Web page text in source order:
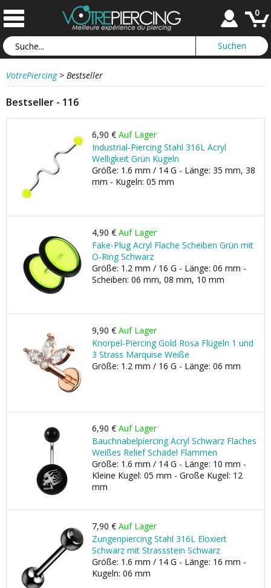
0
VotrePiercing > Bestseller
Bestseller - 116
6,90 € Auf Lager
Industrial-Piercing Stahl 316L Acryl
Welligkeit Grün Kugeln
Größe: 1.6 mm / 14 G - Länge: 35 mm, 38
mm - Kugeln: 05 mm
4,90 € Auf Lager
Fake-Plug Acryl Flache Scheiben Grün mit
O-Ring Schwarz
Größe: 1.2 mm / 16 G - Länge: 06 mm -
Scheiben: 06 mm, 08 mm, 10 mm
9,90 € Auf Lager
Knorpel-Piercing Gold Rosa Flügeln 1 und
3 Strass Marquise Weiße
Größe: 1.2 mm / 16 G - Länge: 06 mm
6,90 € Auf Lager
Bauchnabelpiercing Acryl Schwarz Flaches
Weißes Relief Schädel Flammen
Größe: 1.6 mm / 14 G - Länge: 10 mm -
Kleine Kugel: 05 mm - Große Kugel: 12
mm
7,90 € Auf Lager
Zungenpiercing Stahl 316L Eloxiert
Schwarz mit Strassstein Schwarz
Größe: 1.6 mm / 14 G - Länge: 16 mm -
Kugeln: 06 mm